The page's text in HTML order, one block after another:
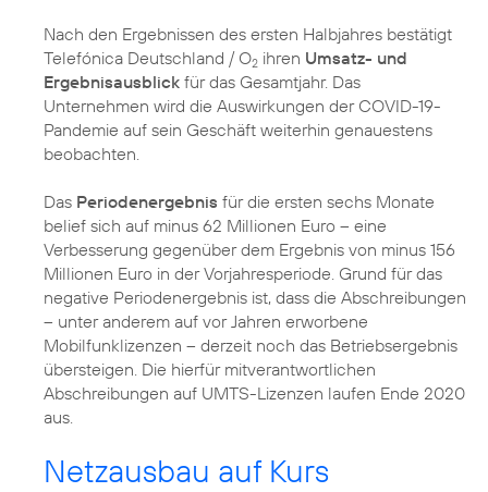
Nach den Ergebnissen des ersten Halbjahres bestätigt
Telefónica Deutschland / O2 ihren Umsatz- und
Ergebnisausblick für das Gesamtjahr. Das
Unternehmen wird die Auswirkungen der COVID-19-
Pandemie auf sein Geschäft weiterhin genauestens
beobachten.
Das Periodenergebnis für die ersten sechs Monate
belief sich auf minus 62 Millionen Euro – eine
Verbesserung gegenüber dem Ergebnis von minus 156
Millionen Euro in der Vorjahresperiode. Grund für das
negative Periodenergebnis ist, dass die Abschreibungen
– unter anderem auf vor Jahren erworbene
Mobilfunklizenzen – derzeit noch das Betriebsergebnis
übersteigen. Die hierfür mitverantwortlichen
Abschreibungen auf UMTS-Lizenzen laufen Ende 2020
aus.
Netzausbau auf Kurs